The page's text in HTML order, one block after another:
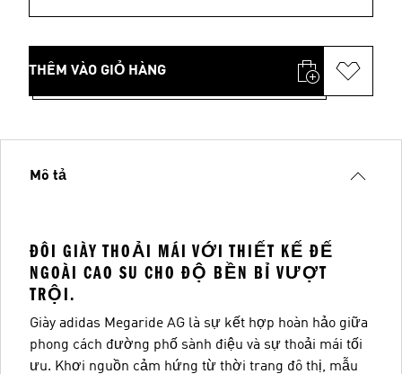
THÊM VÀO GIỎ HÀNG
Mô tả
ĐÔI GIÀY THOẢI MÁI VỚI THIẾT KẾ ĐẾ
NGOÀI CAO SU CHO ĐỘ BỀN BỈ VƯỢT
TRỘI.
Giày adidas Megaride AG là sự kết hợp hoàn hảo giữa
phong cách đường phố sành điệu và sự thoải mái tối
ưu. Khơi nguồn cảm hứng từ thời trang đô thị, mẫu